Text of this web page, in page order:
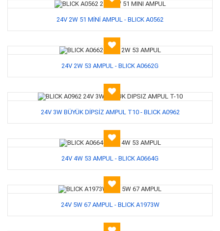
24V 2W 51 MİNİ AMPUL - BLICK A0562
24V 2W 53 AMPUL - BLICK A0662G
24V 3W BÜYÜK DİPSİZ AMPUL T10 - BLICK A0962
24V 4W 53 AMPUL - BLICK A0664G
24V 5W 67 AMPUL - BLICK A1973W